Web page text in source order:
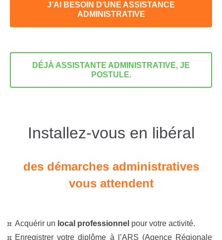
J’AI BESOIN D’UNE ASSISTANCE
ADMINISTRATIVE
DÉJÀ ASSISTANTE ADMINISTRATIVE, JE
POSTULE.
Installez-vous en libéral
des démarches administratives
vous attendent
Acquérir un local professionnel pour votre activité.
Enregistrer votre diplôme à l’ARS (Agence Régionale